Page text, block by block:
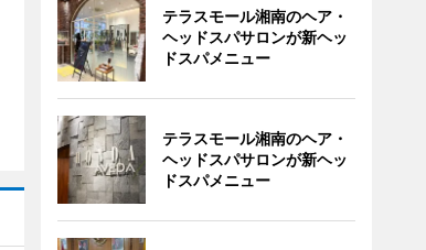
テラスモール湘南のヘア・
ヘッドスパサロンが新ヘッ
ドスパメニュー
テラスモール湘南のヘア・
ヘッドスパサロンが新ヘッ
ドスパメニュー